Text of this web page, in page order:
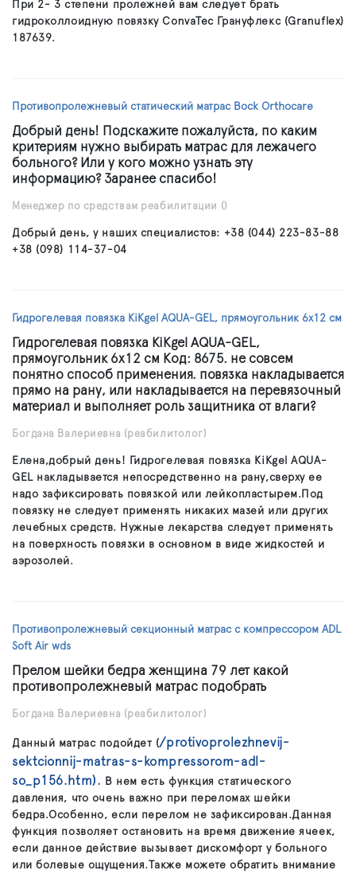
При 2- 3 степени пролежней вам следует брать
гидроколлоидную повязку ConvaTec Грануфлекс (Granuflex)
187639.
Противопролежневый статический матрас Bock Orthocare
Добрый день! Подскажите пожалуйста, по каким
критериям нужно выбирать матрас для лежачего
больного? Или у кого можно узнать эту
информацию? Заранее спасибо!
Менеджер по средствам реабилитации ()
Добрый день, у наших специалистов: +38 (044) 223-83-88
+38 (098) 114-37-04
Гидрогелевая повязка KiKgеl AQUA-GEL, прямоугольник 6х12 см
Гидрогелевая повязка KiKgеl AQUA-GEL,
прямоугольник 6х12 см Код: 8675. не совсем
понятно способ применения. повязка накладывается
прямо на рану, или накладывается на перевязочный
материал и выполняет роль защитника от влаги?
Богдана Валериевна (реабилитолог)
Елена,добрый день! Гидрогелевая повязка KiKgеl AQUA-
GEL накладывается непосредственно на рану,сверху ее
надо зафиксировать повязкой или лейкопластырем.Под
повязку не следует применять никаких мазей или других
лечебных средств. Нужные лекарства следует применять
на поверхность повязки в основном в виде жидкостей и
аэрозолей.
Противопролежневый секционный матрас с компрессором ADL
Soft Air wds
Прелом шейки бедра женщина 79 лет какой
противопролежневый матрас подобрать
Богдана Валериевна (реабилитолог)
Данный матрас подойдет (/protivoprolezhnevij-
sektcionnij-matras-s-kompressorom-adl-
so_p156.htm). В нем есть функция статического
давления, что очень важно при переломах шейки
бедра.Особенно, если перелом не зафиксирован.Данная
функция позволяет остановить на время движение ячеек,
если данное действие вызывает дискомфорт у больного
или болевые ощущения.Также можете обратить внимание